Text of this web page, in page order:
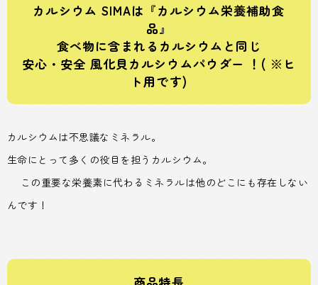
カルシウム SIMAは『カルシウム栄養補助食
品』
食べ物に含まれるカルシウムと同じ
安心・安全 風化貝カルシウムパウダー ！( ※ヒ
ト用です)
カルシウムは不思議なミネラル。
生命にとって多くの役目を担うカルシウム。
この重要な栄養素に代わるミネラルは他のどこにも存在しない
んです！